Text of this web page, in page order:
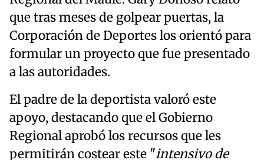
que tras meses de golpear puertas, la
Corporación de Deportes los orientó para
formular un proyecto que fue presentado
a las autoridades.
El padre de la deportista valoró este
apoyo, destacando que el Gobierno
Regional aprobó los recursos que les
permitirán costear este "intensivo de